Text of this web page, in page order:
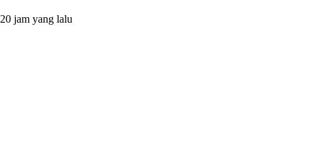
20 jam yang lalu